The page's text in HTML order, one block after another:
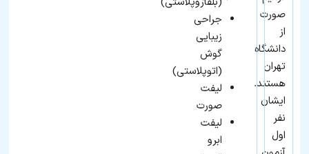
صورت
از
دانشگاه
تهران
هستند.
ایشان
نفر
اول
رزرو
نوبت
جراحی
زیبایی
گوش
(اتوپلاستی)
لیفت
صورت
لیفت
ابرو